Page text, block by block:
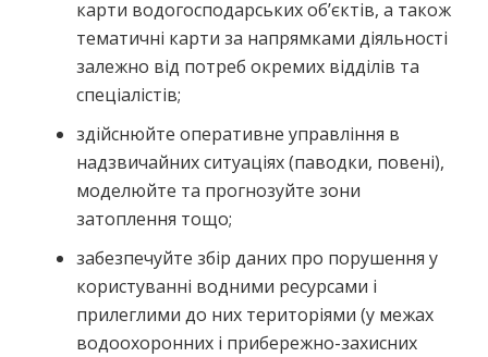
карти водогосподарських об’єктів, а також
тематичні карти за напрямками діяльності
залежно від потреб окремих відділів та
спеціалістів;
здійснюйте оперативне управління в
надзвичайних ситуаціях (паводки, повені),
моделюйте та прогнозуйте зони
затоплення тощо;
забезпечуйте збір даних про порушення у
користуванні водними ресурсами і
прилеглими до них територіями (у межах
водоохоронних і прибережно-захисних